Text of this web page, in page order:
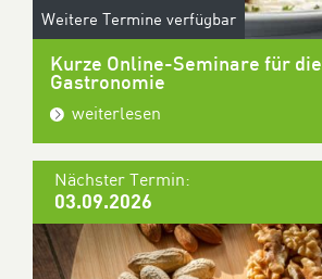
Weitere Termine verfügbar
Kurze Online-Seminare für die
Gastronomie
weiterlesen
Nächster Termin:
03.09.2026